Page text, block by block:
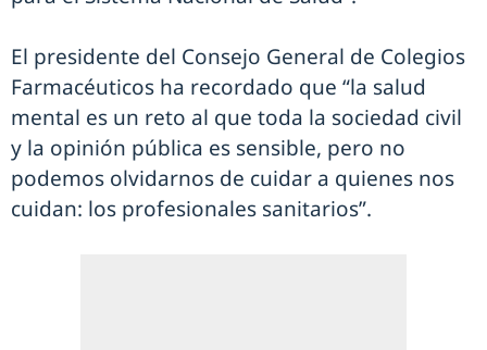
El presidente del Consejo General de Colegios
Farmacéuticos ha recordado que “la salud
mental es un reto al que toda la sociedad civil
y la opinión pública es sensible, pero no
podemos olvidarnos de cuidar a quienes nos
cuidan: los profesionales sanitarios”.